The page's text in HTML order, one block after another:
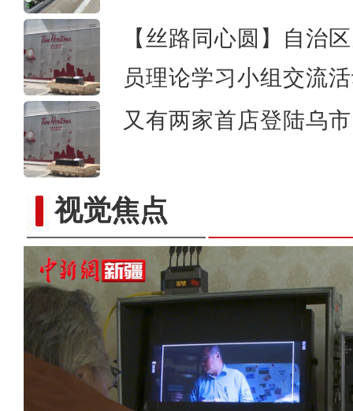
【丝路同心圆】自治
员理论学习小组交流
又有两家首店登陆乌
视觉焦点新疆阿克苏：国家湿地公